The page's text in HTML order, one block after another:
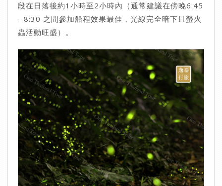
段在日落後約1小時至2小時內（通常建議在傍晚6:45
- 8:30 之間參加船程效果最佳，光線完全暗下且螢火
蟲活動旺盛）。